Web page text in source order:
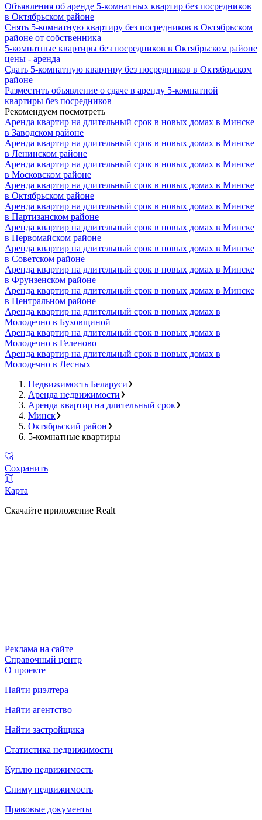
Объявления об аренде 5-комнатных квартир без посредников
в Октябрьском районе
Снять 5-комнатную квартиру без посредников в Октябрьском
районе от собственника
5-комнатные квартиры без посредников в Октябрьском районе
цены - аренда
Сдать 5-комнатную квартиру без посредников в Октябрьском
районе
Разместить объявление о сдаче в аренду 5-комнатной
квартиры без посредников
Рекомендуем посмотреть
Аренда квартир на длительный срок в новых домах в Минске
в Заводском районе
Аренда квартир на длительный срок в новых домах в Минске
в Ленинском районе
Аренда квартир на длительный срок в новых домах в Минске
в Московском районе
Аренда квартир на длительный срок в новых домах в Минске
в Октябрьском районе
Аренда квартир на длительный срок в новых домах в Минске
в Партизанском районе
Аренда квартир на длительный срок в новых домах в Минске
в Первомайском районе
Аренда квартир на длительный срок в новых домах в Минске
в Советском районе
Аренда квартир на длительный срок в новых домах в Минске
в Фрунзенском районе
Аренда квартир на длительный срок в новых домах в Минске
в Центральном районе
Аренда квартир на длительный срок в новых домах в
Молодечно в Буховщиной
Аренда квартир на длительный срок в новых домах в
Молодечно в Геленово
Аренда квартир на длительный срок в новых домах в
Молодечно в Лесных
Недвижимость Беларуси
Аренда недвижимости
Аренда квартир на длительный срок
Минск
Октябрьский район
5-комнатные квартиры
Сохранить
Карта
Скачайте приложение Realt
Реклама на сайте
Справочный центр
О проекте
Найти риэлтера
Найти агентство
Найти застройщика
Статистика недвижимости
Куплю недвижимость
Сниму недвижимость
Правовые документы